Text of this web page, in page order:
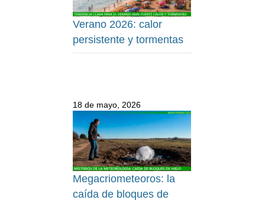
Verano 2026: calor
persistente y tormentas
18 de mayo, 2026
Megacriometeoros: la
caída de bloques de